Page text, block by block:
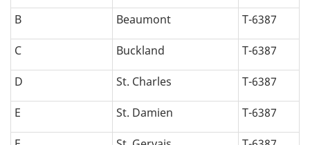
B Beaumont T-6387
C Buckland T-6387
D St. Charles T-6387
E St. Damien T-6387